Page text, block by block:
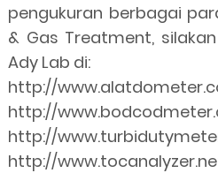
pengukuran berbagai
& Gas Treatment,
Ady Lab di:
http://
http://
http://
http://